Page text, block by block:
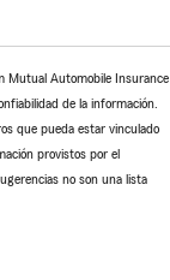
Mutual Automobile Insurance
de la información.
que pueda estar vinculado
provistos por el
no son una lista